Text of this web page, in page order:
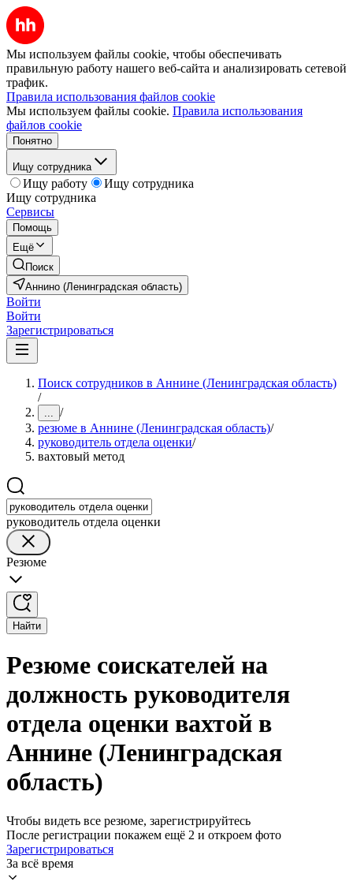
Мы используем файлы cookie, чтобы обеспечивать
правильную работу нашего веб-сайта и анализировать сетевой
трафик.
Правила использования файлов cookie
Мы используем файлы cookie. Правила использования
файлов cookie
Понятно
Ищу сотрудника
Ищу работу
Ищу сотрудника
Ищу сотрудника
Сервисы
Помощь
Ещё
Поиск
Аннино (Ленинградская область)
Войти
Войти
Зарегистрироваться
Поиск сотрудников в Аннине (Ленинградская область)
/
... /
резюме в Аннине (Ленинградская область)/
руководитель отдела оценки/
вахтовый метод
руководитель отдела оценки
Резюме
Найти
Резюме соискателей на
должность руководителя
отдела оценки вахтой в
Аннине (Ленинградская
область)
Чтобы видеть все резюме, зарегистрируйтесь
После регистрации покажем ещё 2 и откроем фото
Зарегистрироваться
За всё время